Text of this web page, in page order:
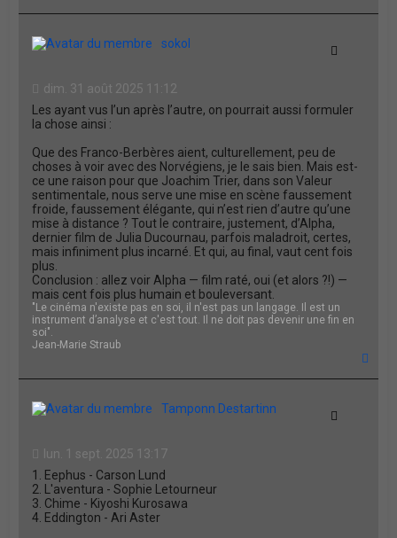
sokol
dim. 31 août 2025 11:12
Les ayant vus l’un après l’autre, on pourrait aussi formuler
la chose ainsi :
Que des Franco-Berbères aient, culturellement, peu de
choses à voir avec des Norvégiens, je le sais bien. Mais est-
ce une raison pour que Joachim Trier, dans son Valeur
sentimentale, nous serve une mise en scène faussement
froide, faussement élégante, qui n’est rien d’autre qu’une
mise à distance ? Tout le contraire, justement, d’Alpha,
dernier film de Julia Ducournau, parfois maladroit, certes,
mais infiniment plus incarné. Et qui, au final, vaut cent fois
plus.
Conclusion : allez voir Alpha — film raté, oui (et alors ?!) —
mais cent fois plus humain et bouleversant.
"Le cinéma n'existe pas en soi, il n'est pas un langage. Il est un
instrument d’analyse et c'est tout. Il ne doit pas devenir une fin en
soi".
Jean-Marie Straub
Tamponn Destartinn
lun. 1 sept. 2025 13:17
1. Eephus - Carson Lund
2. L'aventura - Sophie Letourneur
3. Chime - Kiyoshi Kurosawa
4. Eddington - Ari Aster